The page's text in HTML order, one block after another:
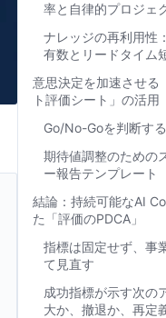
率と自律的プロジェ
ナレッジの再利用性
有数とリードタイム
意思決定を加速させる
ト評価シート」の活用
Go/No-Goを判断す
期待値調整のための
ー報告テンプレート
結論：持続可能なAI
た「評価のPDCA」
指標は固定せず、事
て見直す
成功指標が示す次の
大か、撤退か、再定